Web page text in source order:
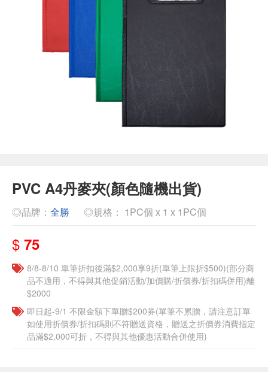
PVC A4丹麥夾(顏色隨機出貨)
◎品牌： 全勝 ◎規格： 1PC個 x 1 x 1PC個
$ 75
8/8-8/10 單筆折扣後滿$2,000享9折(單筆上限折$500)(部分商
品不適用，不得與其他促銷活動/加價購/折價券/折扣碼併用)離
$2000
即日起-9/1 不限金額下單贈$200券(單筆不累贈，請注意訂單
如使用折價券/折扣碼則不符贈送資格，贈送之折價券消費指定
品滿$2,000可折，不得與其他優惠活動合併使用)